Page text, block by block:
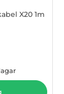
X20 1m
pris